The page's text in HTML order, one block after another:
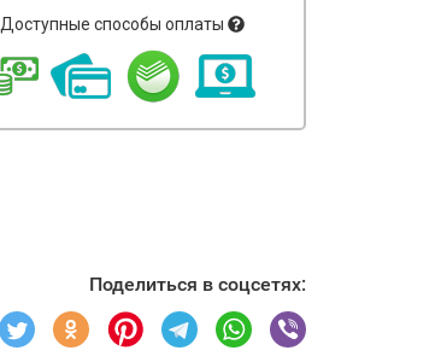
Доступные способы оплаты
Поделиться в соцсетях: